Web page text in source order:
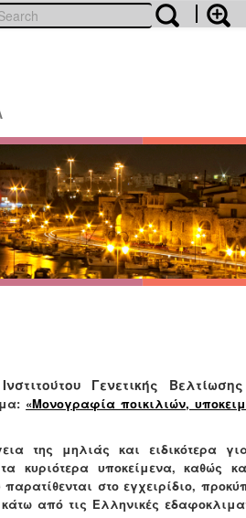
Γενετικής
«Μονογραφία ποικιλιών,
της μηλιάς και ειδικότερα
κυριότερα υποκείμενα, καθώς
στο εγχειρίδιο,
από τις Ελληνικές